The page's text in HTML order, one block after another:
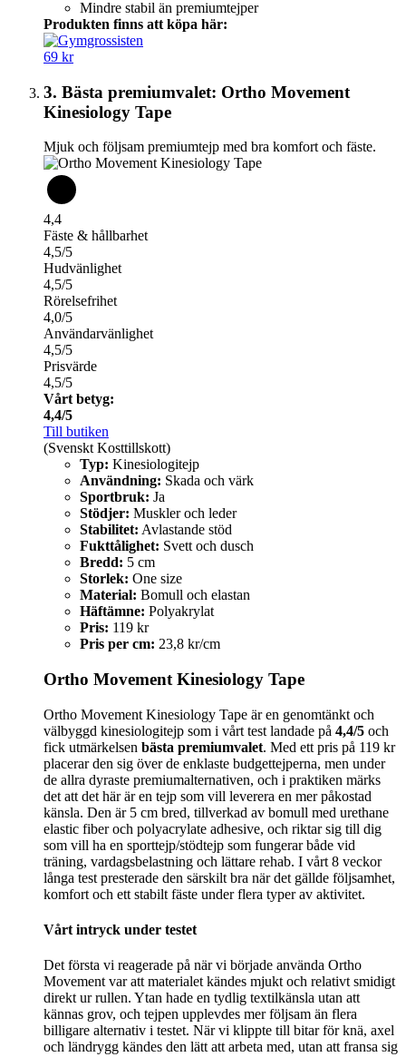
Mindre stabil än premiumtejper
Produkten finns att köpa här:
69 kr
3. Bästa premiumvalet: Ortho Movement
Kinesiology Tape
Mjuk och följsam premiumtejp med bra komfort och fäste.
4,4
Fäste & hållbarhet
4,5/5
Hudvänlighet
4,5/5
Rörelsefrihet
4,0/5
Användarvänlighet
4,5/5
Prisvärde
4,5/5
Vårt betyg:
4,4/5
Till butiken
(Svenskt Kosttillskott)
Typ: Kinesiologitejp
Användning: Skada och värk
Sportbruk: Ja
Stödjer: Muskler och leder
Stabilitet: Avlastande stöd
Fukttålighet: Svett och dusch
Bredd: 5 cm
Storlek: One size
Material: Bomull och elastan
Häftämne: Polyakrylat
Pris: 119 kr
Pris per cm: 23,8 kr/cm
Ortho Movement Kinesiology Tape
Ortho Movement Kinesiology Tape är en genomtänkt och
välbyggd kinesiologitejp som i vårt test landade på 4,4/5 och
fick utmärkelsen bästa premiumvalet. Med ett pris på 119 kr
placerar den sig över de enklaste budgettejperna, men under
de allra dyraste premiumalternativen, och i praktiken märks
det att det här är en tejp som vill leverera en mer påkostad
känsla. Den är 5 cm bred, tillverkad av bomull med urethane
elastic fiber och polyacrylate adhesive, och riktar sig till dig
som vill ha en sporttejp/stödtejp som fungerar både vid
träning, vardagsbelastning och lättare rehab. I vårt 8 veckor
långa test presterade den särskilt bra när det gällde följsamhet,
komfort och ett stabilt fäste under flera typer av aktivitet.
Vårt intryck under testet
Det första vi reagerade på när vi började använda Ortho
Movement var att materialet kändes mjukt och relativt smidigt
direkt ur rullen. Ytan hade en tydlig textilkänsla utan att
kännas grov, och tejpen upplevdes mer följsam än flera
billigare alternativ i testet. När vi klippte till bitar för knä, axel
och ländrygg kändes den lätt att arbeta med, utan att fransa sig